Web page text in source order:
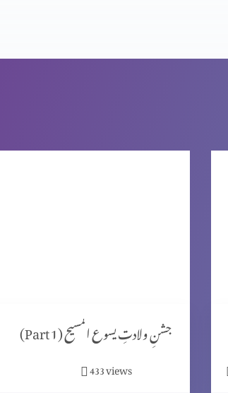
جشنِ ولادتِ یسوع المسیح (Part 1)
433views